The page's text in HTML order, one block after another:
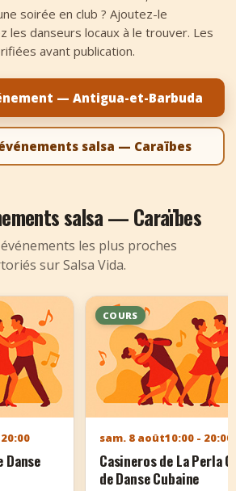
soirée en club ? Ajoutez-le
les danseurs locaux à le trouver. Les
avant publication.
— Antigua-et-Barbuda
salsa — Caraïbes
salsa — Caraïbes
les plus proches
sur Salsa Vida.
Danse
COURS
sam. 8 août10:00 - 20:00
Casineros de La Perla
de Danse Cubaine